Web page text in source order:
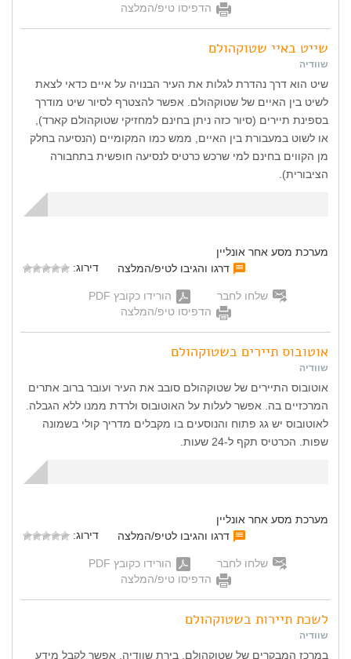
הדפיסו טיפ/המלצה
שייט באיי שטוקהולם
שוודיה
שיט הוא דרך נהדרת לגלות את העיר הבנויה על איים כדאי לצאת
לשיט בין האיים של שטוקהולם. אפשר להצטרף לסיור שיט מודרך
בספינת תיירים (סיור כזה ניתן בחינם למחזיקי שטוקהולם קארד),
או לשוט במעבורת בין האיים, ממש כמו המקומיים (הנסיעה בחלק
מן הקווים בחינם למי שרכש כרטיס לנסיעה חופשית בתחבורה
הציבורית).
מערכת מסע אחר אונליין
דרגו והגיבו לטיפ/המלצה
דירוג:
שלחו לחבר
הורידו כקובץ PDF
הדפיסו טיפ/המלצה
אוטובוס תיירים בשטוקהולם
שוודיה
אוטובוס התיירים של שטוקהולם סובב את העיר ועובר ברוב אתרים
המרכזיים בה. אפשר לעלות על האוטובוס ולרדת ממנו ללא הגבלה.
לאוטובוס יש גג פתוח והנוסעים בו מקבלים מדריך קולי בשמונה
שפות. הכרטיס תקף ל-24 שעות.
מערכת מסע אחר אונליין
דרגו והגיבו לטיפ/המלצה
דירוג:
שלחו לחבר
הורידו כקובץ PDF
הדפיסו טיפ/המלצה
לשכת תיירות בשטוקהולם
שוודיה
במרכז המבקרים של שטוקהולם, בירת שוודיה, אפשר לקבל מידע